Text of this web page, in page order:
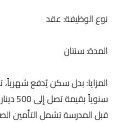
نوع الوظيفة: عقد
المدة: سنتان
المزايا: بدل سكن يُدفع شهرياً،
سنوياً
قبل المدرسة تشمل التأمين